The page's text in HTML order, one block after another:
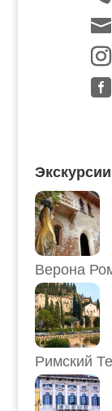
Верона
Римский